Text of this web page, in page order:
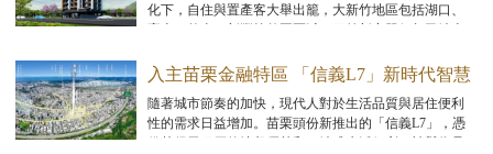
化下，自住與置產客大舉出籠，大新竹地區包括湖口、
寶山、竹東、新豐等外圍區域，目前新案單價都已站上4
頻傳。
入主苗栗金融特區 「信義L7」新時代智慧
宅
隨著城市節奏的加快，現代人對於生活品質與居住便利
性的需求日益增加。苗栗頭份新推出的「信義L7」，憑
借其得天獨厚的地段優勢和一站式生活便利，被譽為是